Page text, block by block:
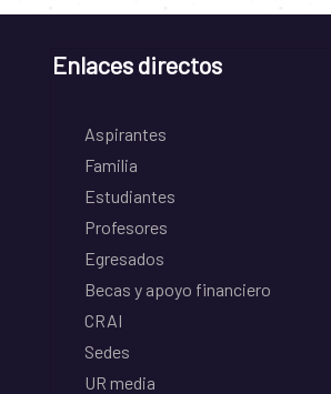
Enlaces directos
Aspirantes
Familia
Estudiantes
Profesores
Egresados
Becas y apoyo financiero
CRAI
Sedes
UR media